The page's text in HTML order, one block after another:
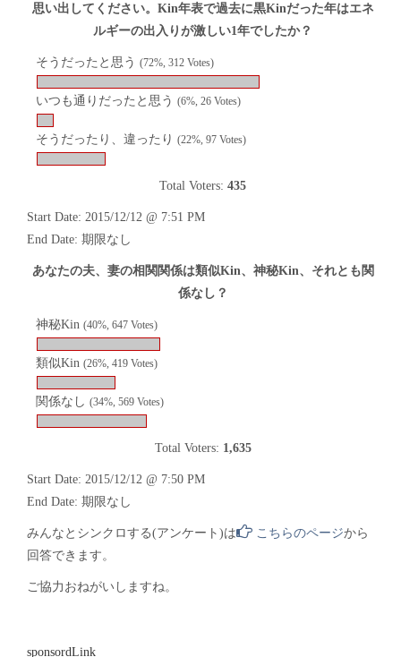
思い出してください。Kin年表で過去に黒Kinだった年はエネ
ルギーの出入りが激しい1年でしたか？
そうだったと思う (72%, 312 Votes)
いつも通りだったと思う (6%, 26 Votes)
そうだったり、違ったり (22%, 97 Votes)
Total Voters: 435
Start Date: 2015/12/12 @ 7:51 PM
End Date: 期限なし
あなたの夫、妻の相関関係は類似Kin、神秘Kin、それとも関
係なし？
神秘Kin (40%, 647 Votes)
類似Kin (26%, 419 Votes)
関係なし (34%, 569 Votes)
Total Voters: 1,635
Start Date: 2015/12/12 @ 7:50 PM
End Date: 期限なし
みんなとシンクロする(アンケート)は こちらのページから
回答できます。
ご協力おねがいしますね。
sponsordLink